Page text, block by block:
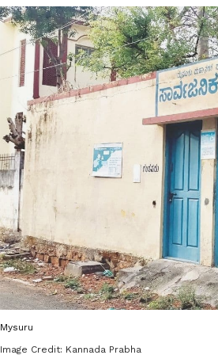
Mysuru
Image Credit: Kannada Prabha